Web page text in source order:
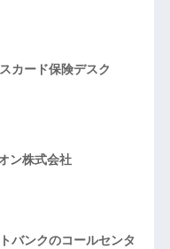
カード保険デスク
ン株式会社
ンクのコールセンタ